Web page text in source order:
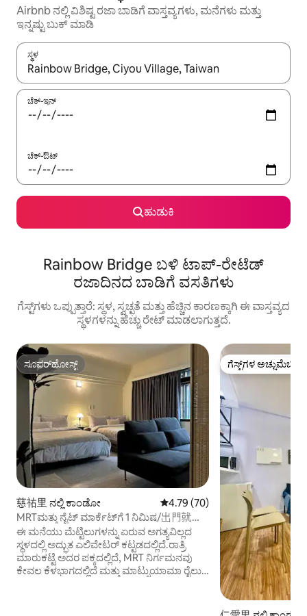
Airbnb ನಲ್ಲಿ ವಿಶಿಷ್ಟ ರಜಾ ಬಾಡಿಗೆ ವಾಸ್ತವ್ಯಗಳು, ಮನೆಗಳು ಮತ್ತು
ಇನ್ನಷ್ಟು ಬುಕ್ ಮಾಡಿ
ಸ್ಥಳ
ಫಲಿತಾಂಶಗಳು ಲಭ್ಯವಿರುವಾಗ, ಅಪ್ ಮತ್ತು ಡೌನ್ ಬಾಣದ ಕೀಲಿಗಳೊಂದಿಗೆ
ಚೆಕ್-ಇನ್
ಚೆಕ್-ಔಟ್
ಹುಡುಕಿ
Rainbow Bridge ಬಳಿ ಟಾಪ್-ರೇಟೆಡ್
ರಜಾದಿನದ ಬಾಡಿಗೆ ವಸತಿಗಳು
ಗೆಸ್ಟ್‌ಗಳು ಒಪ್ಪುತ್ತಾರೆ: ಸ್ಥಳ, ಸ್ವಚ್ಛತೆ ಮತ್ತು ಹೆಚ್ಚಿನ ಕಾರಣಕ್ಕಾಗಿ ಈ ವಾಸ್ತವ್ಯದ
ಸ್ಥಳಗಳನ್ನು ಹೆಚ್ಚು ರೇಟ್ ಮಾಡಲಾಗುತ್ತದೆ.
ಸೂಪರ್‌ಹೋಸ್ಟ್
ಸೂಪರ್‌ಹೋಸ್ಟ್
慈祐里 ನಲ್ಲಿ ಕಾಂಡೋ 5 ರಲ್ಲಿ 4.79 ಸರಾಸರಿ ರೇಟಿಂಗ್, 70
4.79 (70)
MRTಮತ್ತು ನೈಟ್ ಮಾರ್ಕೆಟ್‌ಗೆ 1 ನಿಮಿಷ/出門就可
逛饒河夜市/松山火車站走路三分鍾
ಈ ಮನೆಯು ಮೆಟ್ಟಿಲುಗಳನ್ನು ಏರುವ ಅಗತ್ಯವಿಲ್ಲದ
ಸ್ಥಳದಲ್ಲಿ ಅದ್ಭುತ ಎಲಿವೇಟರ್ ಕಟ್ಟಡದಲ್ಲಿದೆ.ರಾತ್ರಿ
ಮಾರುಕಟ್ಟೆ ಅದರ ಪಕ್ಕದಲ್ಲಿದೆ, MRT ನಿರ್ಗಮನವು
ಕೇವಲ ಕೆಳಭಾಗದಲ್ಲಿದೆ ಮತ್ತು ಮಾಟ್ಸುಯಾಮಾ ರೈಲು
ಗೆಸ್ಟ್‌ಗಳ
ಗೆಸ್ಟ್‌ಗಳ